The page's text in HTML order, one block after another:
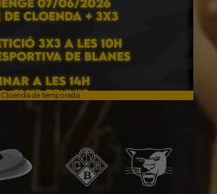
Cloenda de temporada